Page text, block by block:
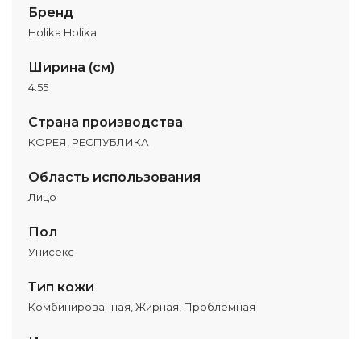
Бренд
Holika Holika
Ширина (см)
4.55
Страна производства
КОРЕЯ, РЕСПУБЛИКА
Область использования
Лицо
Пол
Унисекс
Тип кожи
Комбинированная, Жирная, Проблемная